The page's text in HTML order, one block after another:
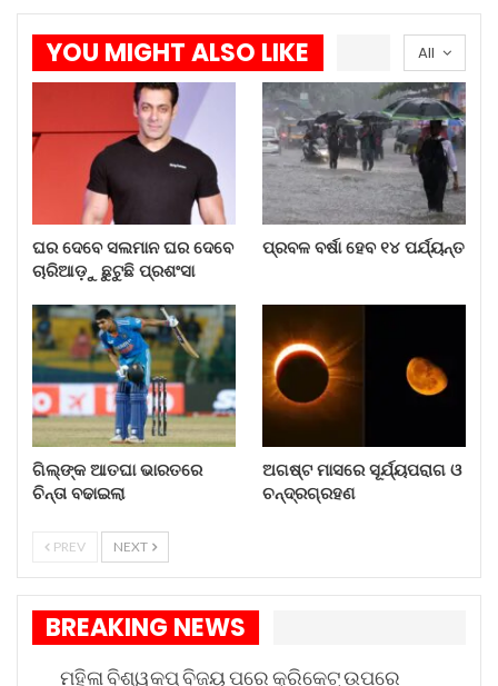
କିଛି ବର୍ଷ ପୂର୍ବେ ଡାଭୋସ ଠାରେ ବିଶ୍ୱ ଅର୍ଥନୀତି
ଫୋରମର ଏକ ବୈଠକରେ ସେ ଡେଲଏଟରର ଗ୍ଲୋବାଲ
ସିଇଓ ପୁନୀତ ରେନଜେନଙ୍କୁ ଓଡ଼ିଶାରେ ଡେଲୋଏଟର ଏକ
ସେଣ୍ଟର ଖୋଲିବା ପାଇଁ ଅନୁରୋଧ କରିଥିଲେ । ଆଜି ଏହା
ବାସ୍ତବର ରୂପ ନେଇଥିବାରୁ ଶ୍ରୀ ପ୍ରଧାନ ଶ୍ରୀ ରେନଜନଙ୍କୁ
ଧନ୍ୟବାଦ ଜଣାଇଛନ୍ତି । ସେ କହିଛନ୍ତି ଯେ ଓଡ଼ିଶାର
ଯୁବବର୍ଗଙ୍କ ପାଇଁ ଆଜି ଏକ ବଡ଼ ଦିନ । ବିଶ୍ୱର ଅନେକ
ସ୍ଥାନକୁ ଯିବାବେଳେ ଓଡ଼ିଆ ପିଲା ମାନଙ୍କୁ ଭେଟିବା ବେଳେ
ସମସ୍ତଙ୍କ ମନରେ ଓଡ଼ିଶାରେ ସୁଯୋଗ ମିଳିବା ନେଇ ପ୍ରଶ୍ନ
ଥିଲା । ମାତ୍ର ଆଜି ପ୍ରଧାନମନ୍ତ୍ରୀ ନରେନ୍ଦ୍ର ମୋଦିଙ୍କ ଡିଜିଟାଲ
ଇଣ୍ଡିଆ ଓ ଇନୋଭେସନର ସ୍ୱପ୍ନ ସାକାର ହେଉଛି ।
All
YOU MIGHT ALSO LIKE
ଘର ଦେବେ ସଲମାନ ଘର ଦେବେ
ଚାରିଆଡ଼ୁ ଛୁଟୁଛି ପ୍ରଶଂସା
ପ୍ରବଳ ବର୍ଷା ହେବ ୧୪ ପର୍ଯ୍ୟନ୍ତ
ଗିଲ୍‌ଙ୍କ ଆତଘା ଭାରତରେ
ଚିନ୍ତା ବଢାଇଲା
ଅଗଷ୍ଟ ମାସରେ ସୂର୍ଯ୍ୟପରାଗ ଓ
ଚନ୍ଦ୍ରଗ୍ରହଣ
PREV NEXT
BREAKING NEWS
ମହିଳା ବିଶ୍ୱକପ୍ ବିଜୟ ପରେ କ୍ରିକେଟ୍ ଉପରେ